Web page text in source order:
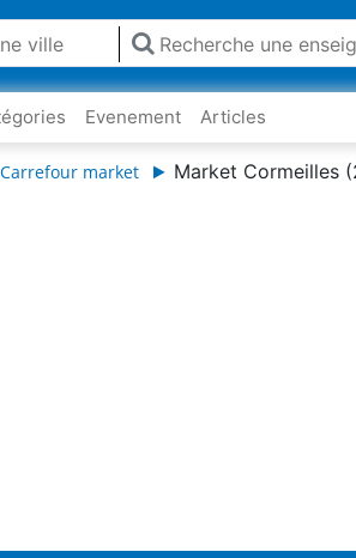
Evenement Articles
market Market Cormeilles